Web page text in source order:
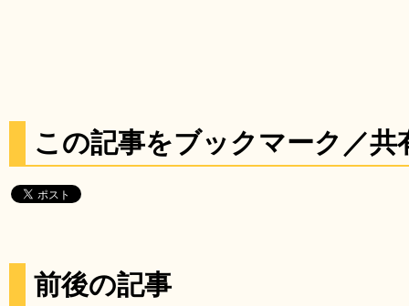
この記事をブックマーク／共
前後の記事